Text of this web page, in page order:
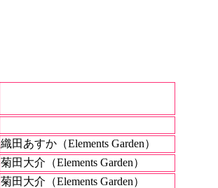
織田あすか（Elements Garden）
菊田大介（Elements Garden）
菊田大介（Elements Garden）